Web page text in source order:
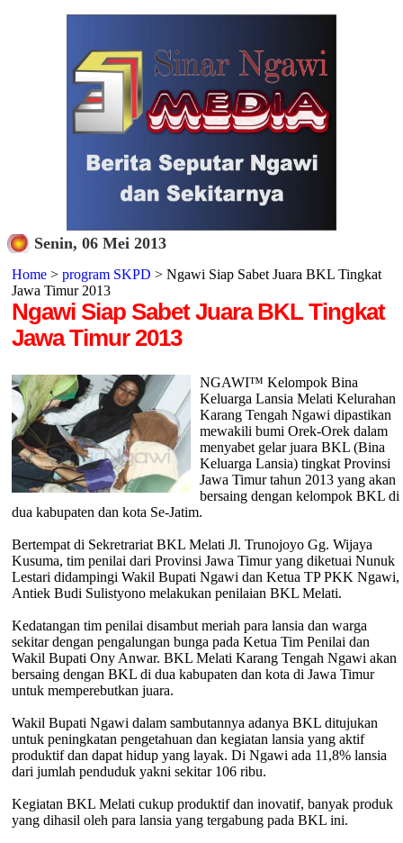
Senin, 06 Mei 2013
Home> program SKPD > Ngawi Siap Sabet Juara BKL Tingkat
Jawa Timur 2013
Ngawi Siap Sabet Juara BKL Tingkat
Jawa Timur 2013
NGAWI™ Kelompok Bina
Keluarga Lansia Melati Kelurahan
Karang Tengah Ngawi dipastikan
mewakili bumi Orek-Orek dalam
menyabet gelar juara BKL (Bina
Keluarga Lansia) tingkat Provinsi
Jawa Timur tahun 2013 yang akan
bersaing dengan kelompok BKL di
dua kabupaten dan kota Se-Jatim.
Bertempat di Sekretrariat BKL Melati Jl. Trunojoyo Gg. Wijaya
Kusuma, tim penilai dari Provinsi Jawa Timur yang diketuai Nunuk
Lestari didampingi Wakil Bupati Ngawi dan Ketua TP PKK Ngawi,
Antiek Budi Sulistyono melakukan penilaian BKL Melati.
Kedatangan tim penilai disambut meriah para lansia dan warga
sekitar dengan pengalungan bunga pada Ketua Tim Penilai dan
Wakil Bupati Ony Anwar. BKL Melati Karang Tengah Ngawi akan
bersaing dengan BKL di dua kabupaten dan kota di Jawa Timur
untuk memperebutkan juara.
Wakil Bupati Ngawi dalam sambutannya adanya BKL ditujukan
untuk peningkatan pengetahuan dan kegiatan lansia yang aktif
produktif dan dapat hidup yang layak. Di Ngawi ada 11,8% lansia
dari jumlah penduduk yakni sekitar 106 ribu.
Kegiatan BKL Melati cukup produktif dan inovatif, banyak produk
yang dihasil oleh para lansia yang tergabung pada BKL ini.